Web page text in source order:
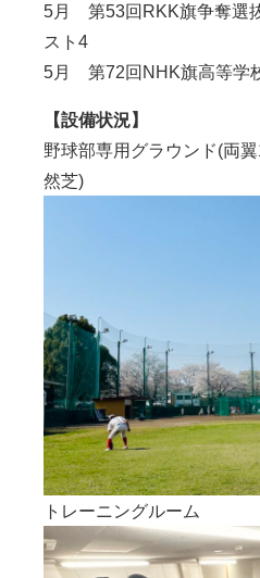
5月 第53回RKK旗争奪選
スト4
5月 第72回NHK旗高等学
【設備状況】
野球部専用グラウンド(両
然芝)
トレーニングルーム